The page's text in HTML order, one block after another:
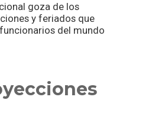
goza de los
y feriados que
del mundo